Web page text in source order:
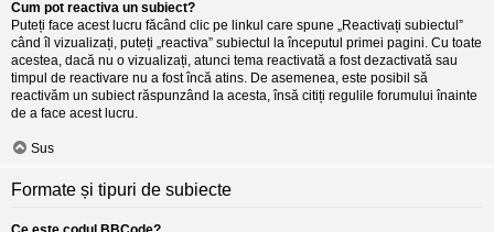
Cum pot reactiva un subiect?
Puteți face acest lucru făcând clic pe linkul care spune „Reactivați subiectul”
când îl vizualizați, puteți „reactiva” subiectul la începutul primei pagini. Cu toate
acestea, dacă nu o vizualizați, atunci tema reactivată a fost dezactivată sau
timpul de reactivare nu a fost încă atins. De asemenea, este posibil să
reactivăm un subiect răspunzând la acesta, însă citiți regulile forumului înainte
de a face acest lucru.
Sus
Formate și tipuri de subiecte